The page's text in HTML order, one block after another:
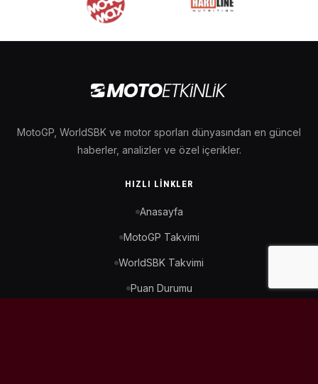
MotoGP, WorldSBK ve motor sporları dünyasından en güncel
haberler, analizler ve özel içerikler.
HIZLI LINKLER
Anasayfa
MotoGP Takvimi
WorldSBK Takvimi
Puan Durumu